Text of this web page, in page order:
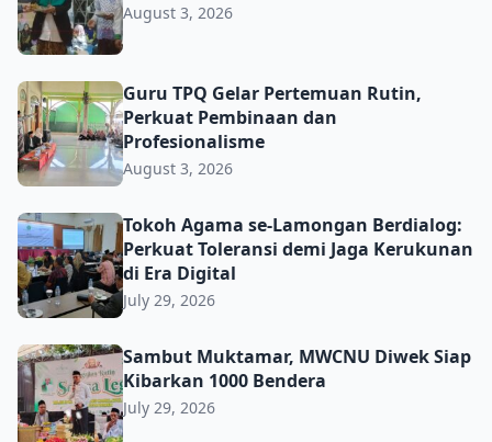
August 3, 2026
Guru TPQ Gelar Pertemuan Rutin, Perkuat Pembinaan
Guru TPQ Gelar Pertemuan Rutin,
Perkuat Pembinaan dan
Profesionalisme
August 3, 2026
Tokoh Agama se-Lamongan Berdialog: Perkuat
Tokoh Agama se-Lamongan Berdialog:
Perkuat Toleransi demi Jaga Kerukunan
di Era Digital
July 29, 2026
Sambut Muktamar, MWCNU Diwek Siap Kibarkan 1000
Sambut Muktamar, MWCNU Diwek Siap
Kibarkan 1000 Bendera
July 29, 2026